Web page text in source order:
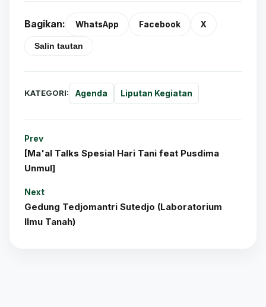
Bagikan: WhatsApp Facebook X
Salin tautan
KATEGORI: Agenda Liputan Kegiatan
Prev
[Ma'al Talks Spesial Hari Tani feat Pusdima
Unmul]
Next
Gedung Tedjomantri Sutedjo (Laboratorium
Ilmu Tanah)